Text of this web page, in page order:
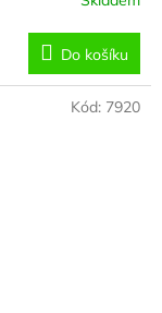
Do košíku
Kód: 7920